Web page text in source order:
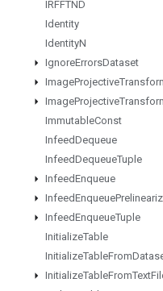
IRFFTND
Identity
IdentityN
IgnoreErrorsDataset
ImageProjective
ImageProjective
ImmutableConst
InfeedDequeue
InfeedDequeueTuple
InfeedEnqueue
InfeedEnqueue
InfeedEnqueueTuple
InitializeTable
InitializeTableFrom
InitializeTableFromText